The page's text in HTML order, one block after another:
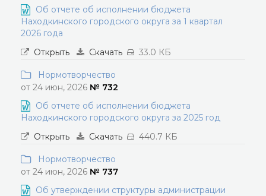
Об отчете об исполнении бюджета
Находкинского городского округа за 1 квартал
2026 года
Открыть
Скачать 33.0 КБ
Нормотворчество
от 24 июн, 2026 № 732
Об отчете об исполнении бюджета
Находкинского городского округа за 2025 год
Открыть
Скачать 440.7 КБ
Нормотворчество
от 24 июн, 2026 № 737
Об утверждении структуры администрации